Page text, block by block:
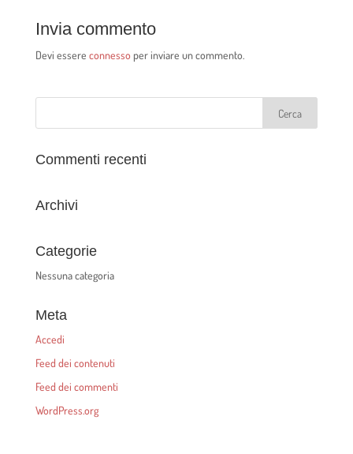
Invia commento
Devi essere connesso per inviare un commento.
Commenti recenti
Archivi
Categorie
Nessuna categoria
Meta
Accedi
Feed dei contenuti
Feed dei commenti
WordPress.org